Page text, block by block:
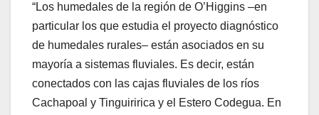
“Los humedales de la región de O’Higgins –en
particular los que estudia el proyecto diagnóstico
de humedales rurales– están asociados en su
mayoría a sistemas fluviales. Es decir, están
conectados con las cajas fluviales de los ríos
Cachapoal y Tinguiririca y el Estero Codegua. En